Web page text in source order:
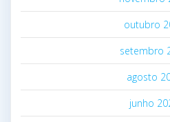
outubro
setembro
agosto
junho